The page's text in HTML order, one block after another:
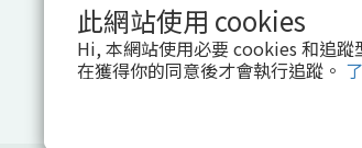
此網站使用 cookies
Hi, 本網站使用必要 cookies 和追
在獲得你的同意後才會執行追蹤。
$TWD 繁體中文